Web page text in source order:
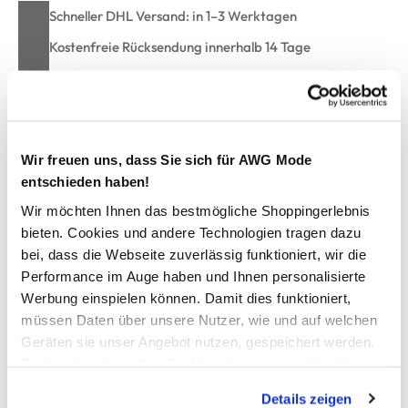
Wir freuen uns, dass Sie sich für AWG Mode
entschieden haben!
Wir möchten Ihnen das bestmögliche Shoppingerlebnis
bieten. Cookies und andere Technologien tragen dazu
bei, dass die Webseite zuverlässig funktioniert, wir die
Performance im Auge haben und Ihnen personalisierte
Werbung einspielen können. Damit dies funktioniert,
müssen Daten über unsere Nutzer, wie und auf welchen
Geräten sie unser Angebot nutzen, gespeichert werden.
Details zeigen
Schneller DHL Versand: in 1–3 Werktagen
Kostenfreie Rücksendung innerhalb 14 Tage
Herren Shorts "Bene"
Sportliche Herren Shorts „Bene“ von Stooker
Bequemer Oberschenkel mit geradem Beinverlauf
Elastischer Bund mit Tunnelzug
Seitliche Eingrifftaschen und Gesäßtaschen